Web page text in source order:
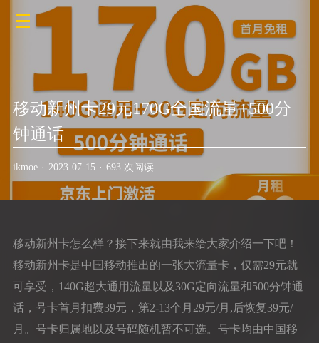
移动新州卡29元170G全国流量+500分
钟通话
ikmoe · 2023-07-15 · 693 次阅读
移动新州卡怎么样？接下来就由我来给大家介绍一下吧！
移动新州卡是中国移动推出的一张大流量卡，仅需29元就
可享受，140G超大通用流量以及30G定向流量和500分钟通
话，号卡首月扣费39元，第2-13个月29元/月,后恢复39元/
月。号卡归属地以及号码随机暂不可选。号卡均由中国移